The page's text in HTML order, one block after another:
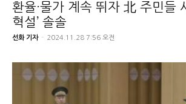
환율·물가 계속 뛰자 北 주민들
혁설’ 솔솔
선화 기자 - 2024.11.28 7:56 오전